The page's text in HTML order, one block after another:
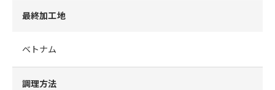
最終加工地
ベトナム
調理方法